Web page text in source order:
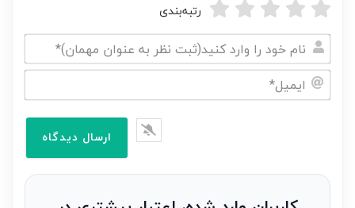
رتبه‌بندی
نام
خود
نظر